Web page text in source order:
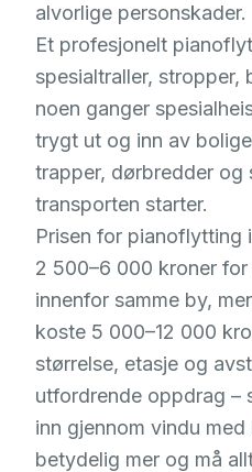
alvorlige personskader.
Et profesjonelt
spesialtraller, stropper,
noen ganger
trygt ut og inn av
trapper, dørbredder og
transporten starter.
Prisen for pianoflytting
2 500–6 000 kroner
innenfor samme by,
koste 5 000–12 000
størrelse, etasje og
utfordrende oppdrag –
inn gjennom vindu
betydelig mer og må